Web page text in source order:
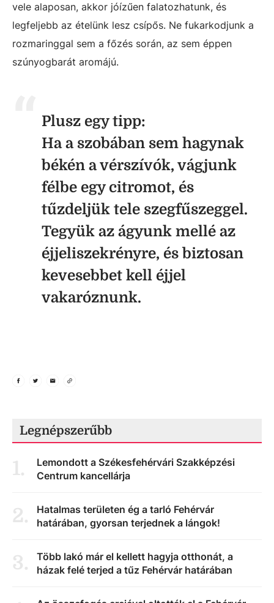
vele alaposan, akkor jóízűen falatozhatunk, és
legfeljebb az ételünk lesz csípős. Ne fukarkodjunk a
rozmaringgal sem a főzés során, az sem éppen
szúnyogbarát aromájú.
Plusz egy tipp:
Ha a szobában sem hagynak
békén a vérszívók, vágjunk
félbe egy citromot, és
tűzdeljük tele szegfűszeggel.
Tegyük az ágyunk mellé az
éjjeliszekrényre, és biztosan
kevesebbet kell éjjel
vakaróznunk.
Legnépszerűbb
1.
Lemondott a Székesfehérvári Szakképzési
Centrum kancellárja
2.
Hatalmas területen ég a tarló Fehérvár
határában, gyorsan terjednek a lángok!
3.
Több lakó már el kellett hagyja otthonát, a
házak felé terjed a tűz Fehérvár határában